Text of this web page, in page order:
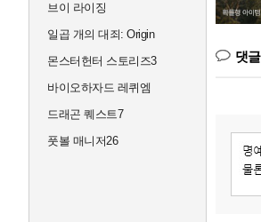
브이 라이징
일곱 개의 대죄: Origin
몬스터헌터 스토리즈3
바이오하자드 레퀴엠
드래곤 퀘스트7
풋볼 매니저26
댓글